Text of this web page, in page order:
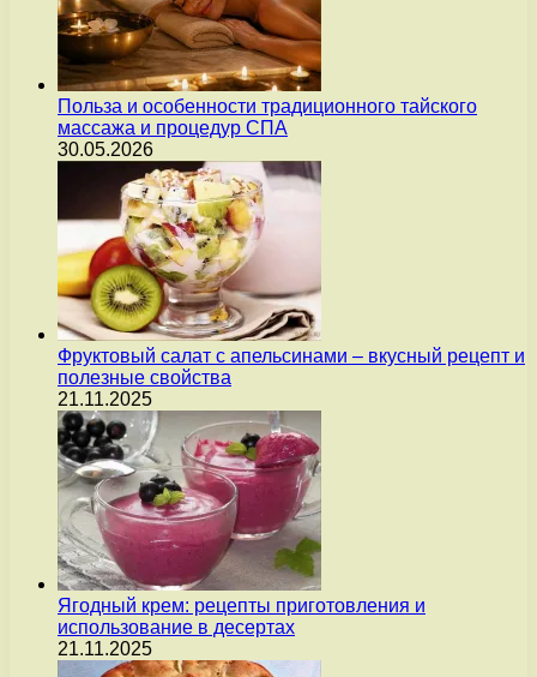
Польза и особенности традиционного тайского
массажа и процедур СПА
30.05.2026
Фруктовый салат с апельсинами – вкусный рецепт и
полезные свойства
21.11.2025
Ягодный крем: рецепты приготовления и
использование в десертах
21.11.2025